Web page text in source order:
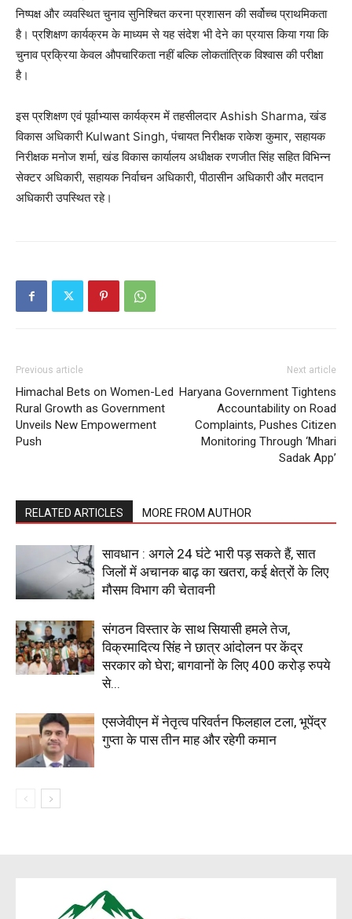
Magazine PRO
Company
Subscription Plans
My account
निष्पक्ष और व्यवस्थित चुनाव सुनिश्चित करना प्रशासन की सर्वोच्च प्राथमिकता
है। प्रशिक्षण कार्यक्रम के माध्यम से यह संदेश भी देने का प्रयास किया गया कि
चुनाव प्रक्रिया केवल औपचारिकता नहीं बल्कि लोकतांत्रिक विश्वास की परीक्षा
है।
इस प्रशिक्षण एवं पूर्वाभ्यास कार्यक्रम में तहसीलदार Ashish Sharma, खंड
विकास अधिकारी Kulwant Singh, पंचायत निरीक्षक राकेश कुमार, सहायक
निरीक्षक मनोज शर्मा, खंड विकास कार्यालय अधीक्षक रणजीत सिंह सहित विभिन्न
सेक्टर अधिकारी, सहायक निर्वाचन अधिकारी, पीठासीन अधिकारी और मतदान
अधिकारी उपस्थित रहे।
Previous article
Himachal Bets on Women-Led
Rural Growth as Government
Unveils New Empowerment
Push
Next article
Haryana Government Tightens
Accountability on Road
Complaints, Pushes Citizen
Monitoring Through ‘Mhari
Sadak App’
RELATED ARTICLES MORE FROM AUTHOR
सावधान : अगले 24 घंटे भारी पड़ सकते हैं, सात
जिलों में अचानक बाढ़ का खतरा, कई क्षेत्रों के लिए
मौसम विभाग की चेतावनी
संगठन विस्तार के साथ सियासी हमले तेज,
विक्रमादित्य सिंह ने छात्र आंदोलन पर केंद्र
सरकार को घेरा; बागवानों के लिए 400 करोड़ रुपये
से...
एसजेवीएन में नेतृत्व परिवर्तन फिलहाल टला, भूपेंद्र
गुप्ता के पास तीन माह और रहेगी कमान